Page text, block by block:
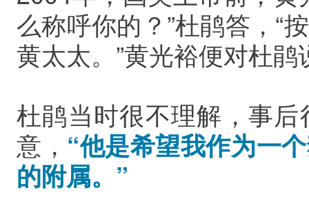
么称呼你的？”杜鹃答，“
黄太太。”黄光裕便对杜
杜鹃当时很不理解，事
意， “他是希望我作为一
的附属。”